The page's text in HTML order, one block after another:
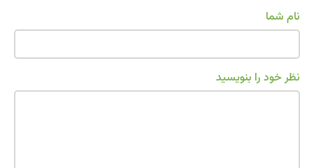
نام شما
نظر خود را بنویسید